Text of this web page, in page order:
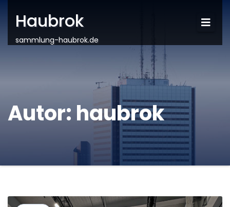
Haubrok
sammlung-haubrok.de
Autor: haubrok